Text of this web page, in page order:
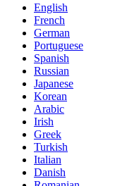
English
French
German
Portuguese
Spanish
Russian
Japanese
Korean
Arabic
Irish
Greek
Turkish
Italian
Danish